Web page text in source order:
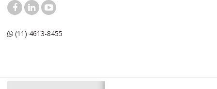
(11) 4613-8455